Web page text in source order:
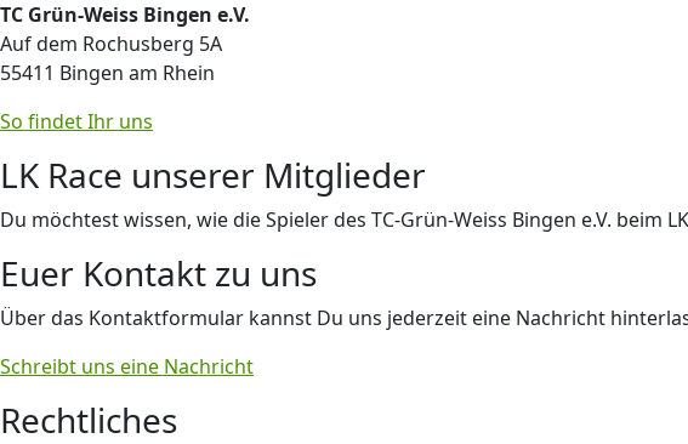
TC Grün-Weiss Bingen e.V.
Auf dem Rochusberg 5A
55411 Bingen am Rhein
So findet Ihr uns
LK Race unserer Mitglieder
Du möchtest wissen, wie die Spieler des TC-Grün-Weiss Bingen e.V. beim
Euer Kontakt zu uns
Über das Kontaktformular kannst Du uns jederzeit eine Nachricht
Schreibt uns eine Nachricht
Rechtliches